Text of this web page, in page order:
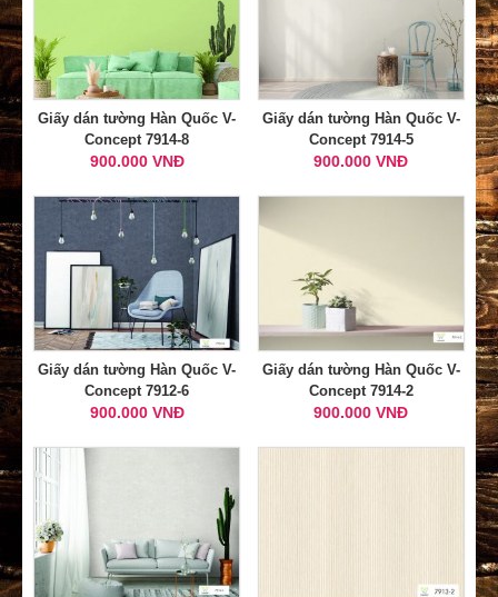
Giấy dán tường Hàn Quốc V-
Concept 7914-8
900.000 VNĐ
Giấy dán tường Hàn Quốc V-
Concept 7914-5
900.000 VNĐ
Giấy dán tường Hàn Quốc V-
Concept 7912-6
900.000 VNĐ
Giấy dán tường Hàn Quốc V-
Concept 7914-2
900.000 VNĐ